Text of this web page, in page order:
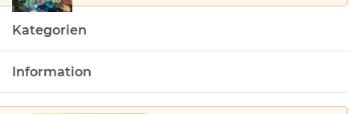
Kategorien
Information